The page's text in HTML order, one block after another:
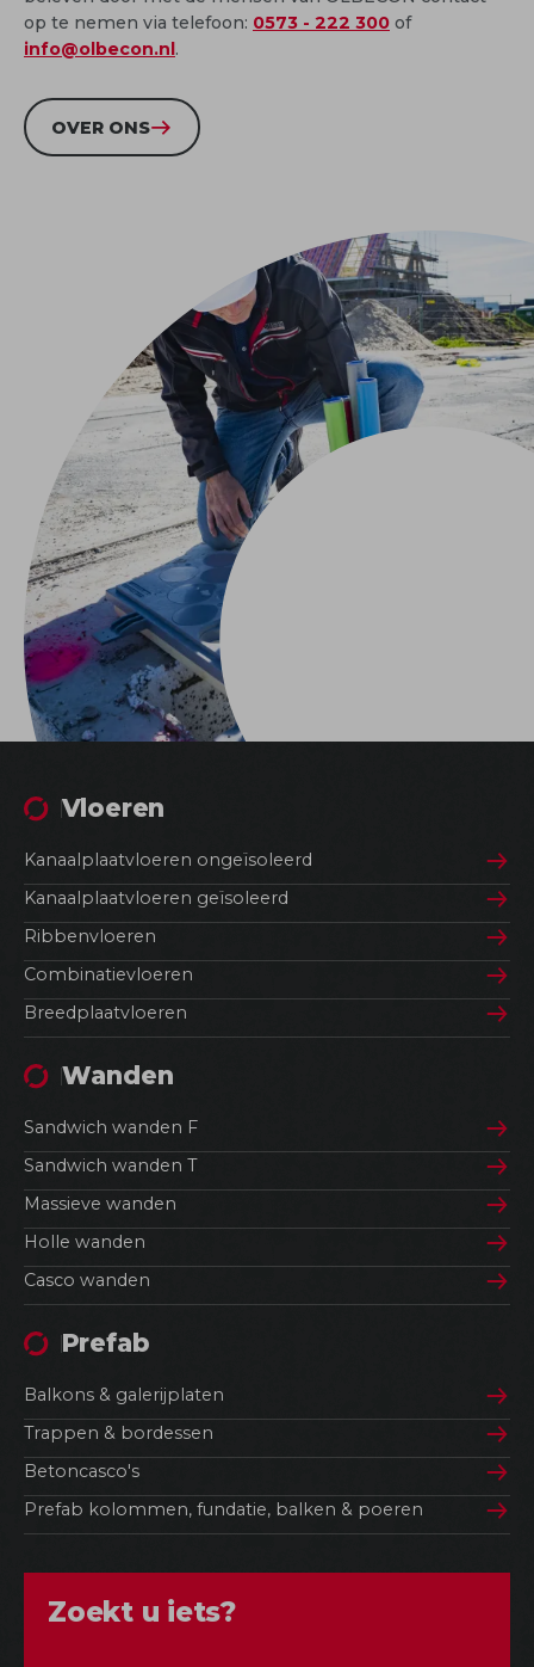
op te nemen via telefoon: 0573 - 222 300 of
info@olbecon.nl .
OVER ONS
Vloeren
Kanaalplaatvloeren ongeïsoleerd
Kanaalplaatvloeren geïsoleerd
Ribbenvloeren
Combinatievloeren
Breedplaatvloeren
Wanden
Sandwich wanden F
Sandwich wanden T
Massieve wanden
Holle wanden
Casco wanden
Prefab
Balkons & galerijplaten
Trappen & bordessen
Betoncasco's
Prefab kolommen, fundatie, balken & poeren
Zoekt u iets?